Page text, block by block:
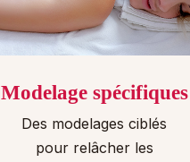
Modelage spécifiques
Des modelages ciblés
pour relâcher les